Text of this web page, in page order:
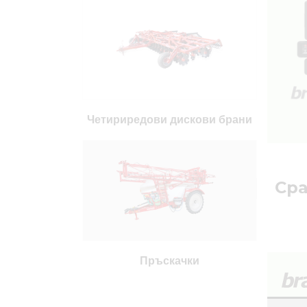
Четириредови дискови брани
Пръскачки